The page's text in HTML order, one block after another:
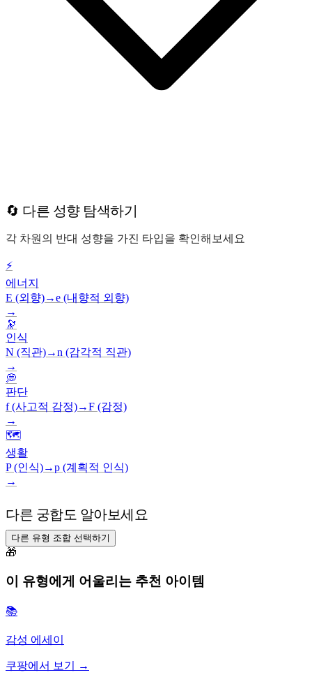
🔄 다른 성향 탐색하기
각 차원의 반대 성향을 가진 타입을 확인해보세요
⚡
에너지
E (외향)→e (내향적 외향)
→
🔭
인식
N (직관)→n (감각적 직관)
→
💭
판단
f (사고적 감정)→F (감정)
→
🗺️
생활
P (인식)→p (계획적 인식)
→
다른 궁합도 알아보세요
다른 유형 조합 선택하기
🎁
이 유형에게 어울리는 추천 아이템
📚
감성 에세이
쿠팡에서 보기 →